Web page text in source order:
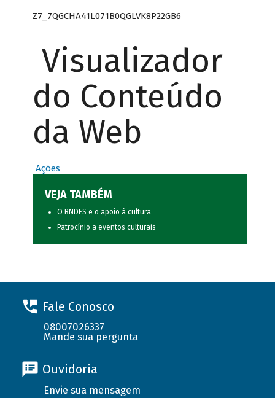
Z7_7QGCHA41L071B0QGLVK8P22GB6
Visualizador
do Conteúdo
da Web
Ações
VEJA TAMBÉM
O BNDES e o apoio à cultura
Patrocínio a eventos culturais
Fale Conosco
08007026337
Mande sua pergunta
Ouvidoria
Envie sua mensagem